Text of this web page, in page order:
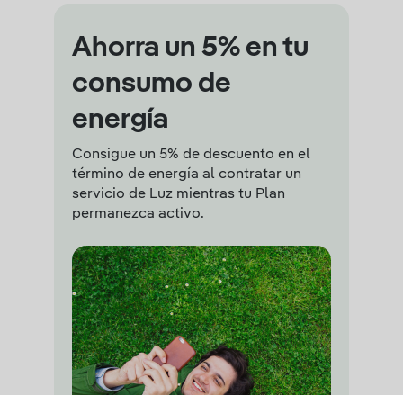
Ahorra un 5% en tu
consumo de
energía
Consigue un 5% de descuento en el
término de energía al contratar un
servicio de Luz mientras tu Plan
permanezca activo.